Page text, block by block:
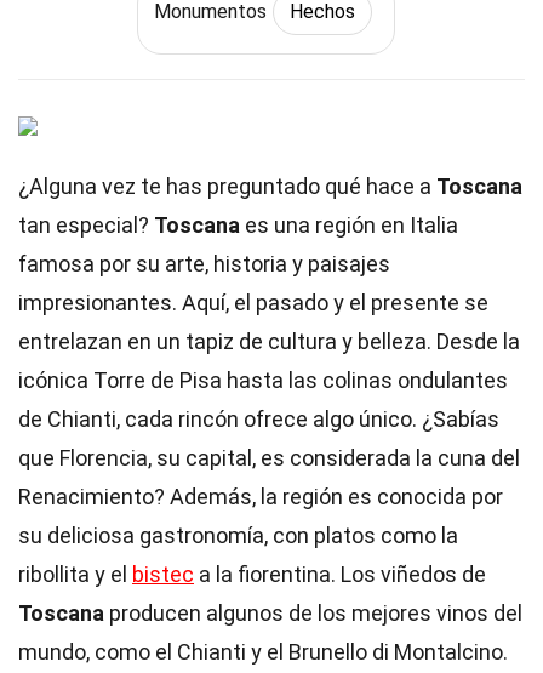
Monumentos Hechos
¿Alguna vez te has preguntado qué hace a Toscana
tan especial? Toscana es una región en Italia
famosa por su arte, historia y paisajes
impresionantes. Aquí, el pasado y el presente se
entrelazan en un tapiz de cultura y belleza. Desde la
icónica Torre de Pisa hasta las colinas ondulantes
de Chianti, cada rincón ofrece algo único. ¿Sabías
que Florencia, su capital, es considerada la cuna del
Renacimiento? Además, la región es conocida por
su deliciosa gastronomía, con platos como la
ribollita y el bistec a la fiorentina. Los viñedos de
Toscana producen algunos de los mejores vinos del
mundo, como el Chianti y el Brunello di Montalcino.